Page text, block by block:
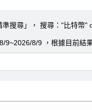
搜尋」， 搜尋："比特幣"
9~2026/8/9 ，根據目前結